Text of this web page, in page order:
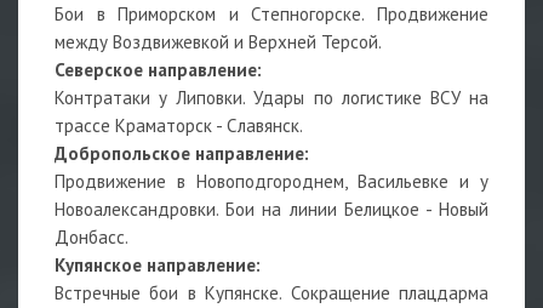
Бои в Приморском и Степногорске. Продвижение
между Воздвижевкой и Верхней Терсой.
Северское направление:
Контратаки у Липовки. Удары по логистике ВСУ на
трассе Краматорск - Славянск.
Добропольское направление:
Продвижение в Новоподгороднем, Васильевке и у
Новоалександровки. Бои на линии Белицкое - Новый
Донбасс.
Купянское направление:
Встречные бои в Купянске. Сокращение плацдарма